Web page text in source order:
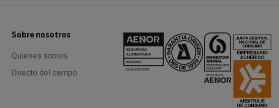
Sobre nosotros
Quiénes somos
Directo del campo